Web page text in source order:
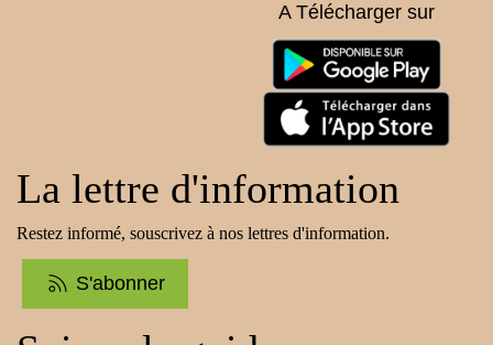
A Télécharger sur
La lettre d'information
Restez informé, souscrivez à nos lettres d'information.
S'abonner